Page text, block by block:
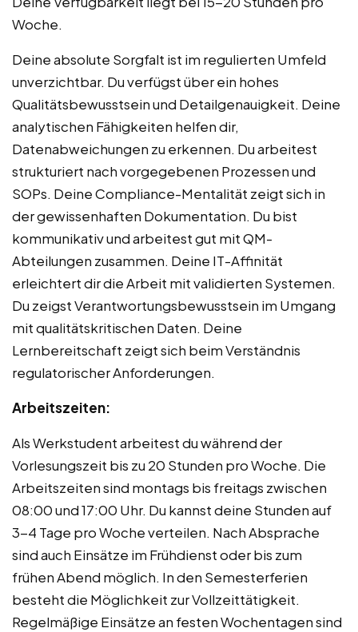
Woche.
Deine absolute Sorgfalt ist im regulierten Umfeld
unverzichtbar. Du verfügst über ein hohes
Qualitätsbewusstsein und Detailgenauigkeit. Deine
analytischen Fähigkeiten helfen dir,
Datenabweichungen zu erkennen. Du arbeitest
strukturiert nach vorgegebenen Prozessen und
SOPs. Deine Compliance-Mentalität zeigt sich in
der gewissenhaften Dokumentation. Du bist
kommunikativ und arbeitest gut mit QM-
Abteilungen zusammen. Deine IT-Affinität
erleichtert dir die Arbeit mit validierten Systemen.
Du zeigst Verantwortungsbewusstsein im Umgang
mit qualitätskritischen Daten. Deine
Lernbereitschaft zeigt sich beim Verständnis
regulatorischer Anforderungen.
Arbeitszeiten:
Als Werkstudent arbeitest du während der
Vorlesungszeit bis zu 20 Stunden pro Woche. Die
Arbeitszeiten sind montags bis freitags zwischen
08:00 und 17:00 Uhr. Du kannst deine Stunden auf
3-4 Tage pro Woche verteilen. Nach Absprache
sind auch Einsätze im Frühdienst oder bis zum
frühen Abend möglich. In den Semesterferien
besteht die Möglichkeit zur Vollzeittätigkeit.
Regelmäßige Einsätze an festen Wochentagen sind